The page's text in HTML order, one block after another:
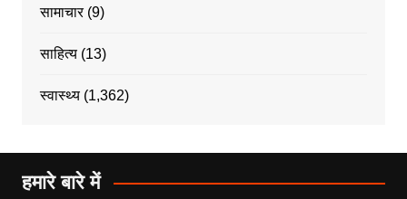
सामाचार(9)
साहित्य(13)
स्वास्थ्य(1,362)
हमारे बारे में